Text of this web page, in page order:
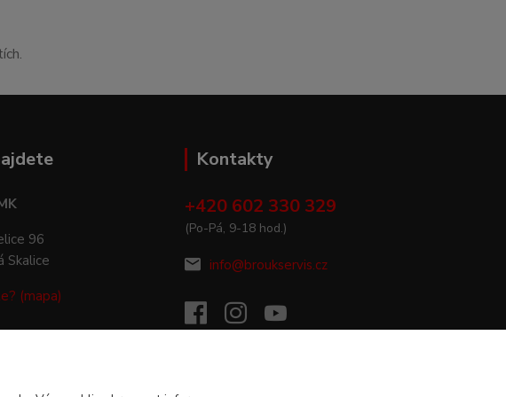
96
Skalice
(mapa)
Kontakty
+420 602 330 329
(Po-Pá, 9-18 hod.)
info@broukservis.cz